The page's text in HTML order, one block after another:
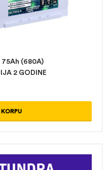
75Ah (680A)
2 GODINE